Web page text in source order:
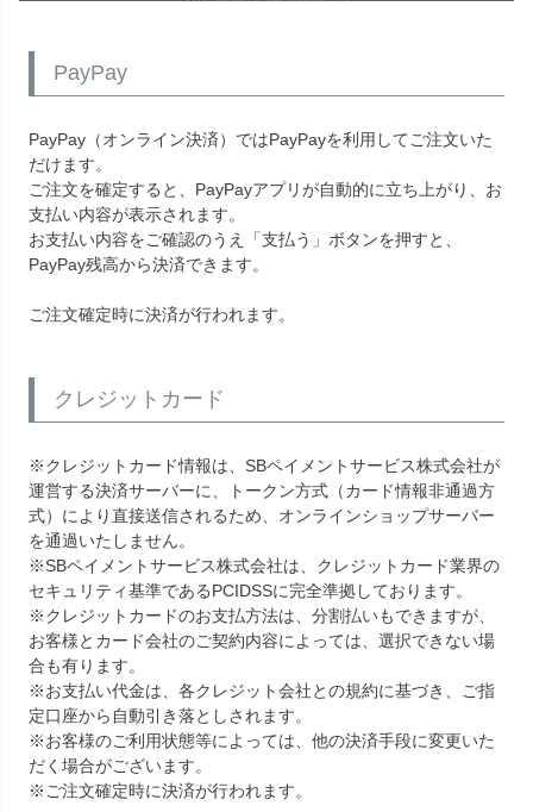
PayPay
PayPay（オンライン決済）ではPayPayを利用してご注文いた
だけます。
ご注文を確定すると、PayPayアプリが自動的に立ち上がり、お
支払い内容が表示されます。
お支払い内容をご確認のうえ「支払う」ボタンを押すと、
PayPay残高から決済できます。
ご注文確定時に決済が行われます。
クレジットカード
※クレジットカード情報は、SBペイメントサービス株式会社が
運営する決済サーバーに、トークン方式（カード情報非通過方
式）により直接送信されるため、オンラインショップサーバー
を通過いたしません。
※SBペイメントサービス株式会社は、クレジットカード業界の
セキュリティ基準であるPCIDSSに完全準拠しております。
※クレジットカードのお支払方法は、分割払いもできますが、
お客様とカード会社のご契約内容によっては、選択できない場
合も有ります。
※お支払い代金は、各クレジット会社との規約に基づき、ご指
定口座から自動引き落としされます。
※お客様のご利用状態等によっては、他の決済手段に変更いた
だく場合がございます。
※ご注文確定時に決済が行われます。